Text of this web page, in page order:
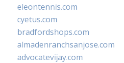
eleontennis.com
cyetus.com
bradfordshops.com
almadenranchsanjose.com
advocatevijay.com